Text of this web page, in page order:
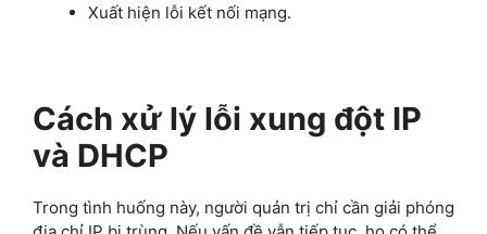
Xuất hiện lỗi kết nối mạng.
Cách xử lý lỗi xung đột IP
và DHCP
Trong tình huống này, người quản trị chỉ cần giải phóng